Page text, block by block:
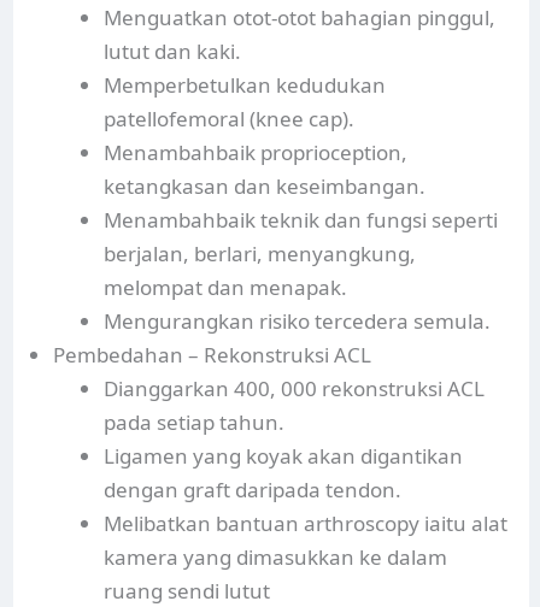
Menguatkan otot-otot bahagian pinggul,
lutut dan kaki.
Memperbetulkan kedudukan
patellofemoral (knee cap).
Menambahbaik proprioception,
ketangkasan dan keseimbangan.
Menambahbaik teknik dan fungsi seperti
berjalan, berlari, menyangkung,
melompat dan menapak.
Mengurangkan risiko tercedera semula.
Pembedahan – Rekonstruksi ACL
Dianggarkan 400, 000 rekonstruksi ACL
pada setiap tahun.
Ligamen yang koyak akan digantikan
dengan graft daripada tendon.
Melibatkan bantuan arthroscopy iaitu alat
kamera yang dimasukkan ke dalam
ruang sendi lutut